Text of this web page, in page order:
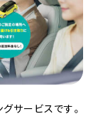
サービスです。